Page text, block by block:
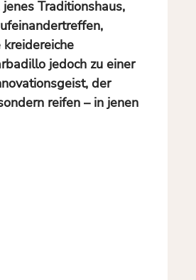
Traditionshaus,
jedoch zu einer
der
reifen – in jenen